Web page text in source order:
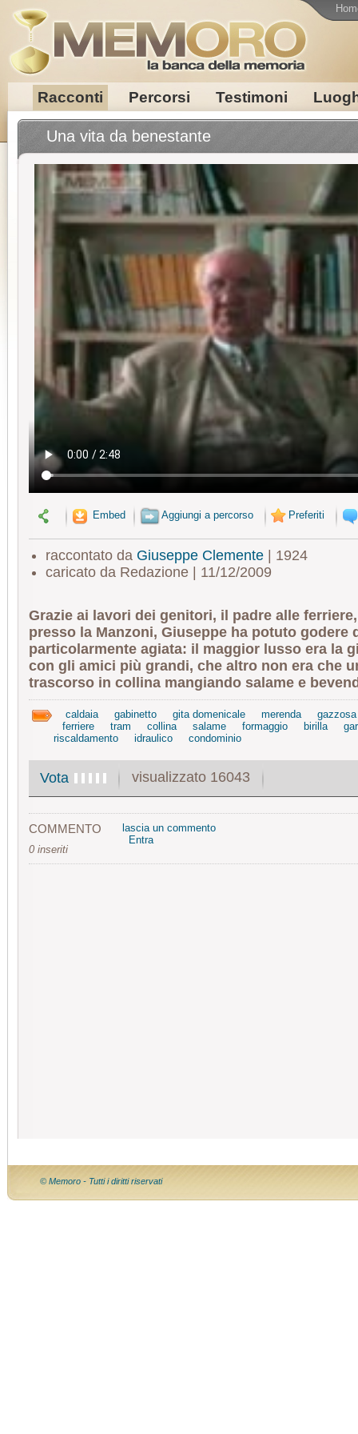
Racconti Percorsi Testimoni
Una vita da benestante
Embed Aggiungi a percorso Preferiti
raccontato da Giuseppe Clemente| 1924
caricato da Redazione | 11/12/2009
Grazie ai lavori dei genitori, il padre alle
presso la Manzoni, Giuseppe ha potuto godere
particolarmente agiata: il maggior lusso era la
con gli amici più grandi, che altro non era che
trascorso in collina mangiando salame e
caldaia gabinetto gita domenicale merenda
gazzosa
ferriere
tram collina salame formaggio birilla
riscaldamento
idraulico condominio
Vota visualizzato 16043
COMMENTO
0 inseriti
lascia un commento
Entra
© Memoro - Tutti i diritti riservati